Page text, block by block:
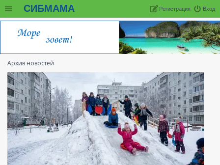
СИБМАМА Вход
Регистрация
Архив новостей